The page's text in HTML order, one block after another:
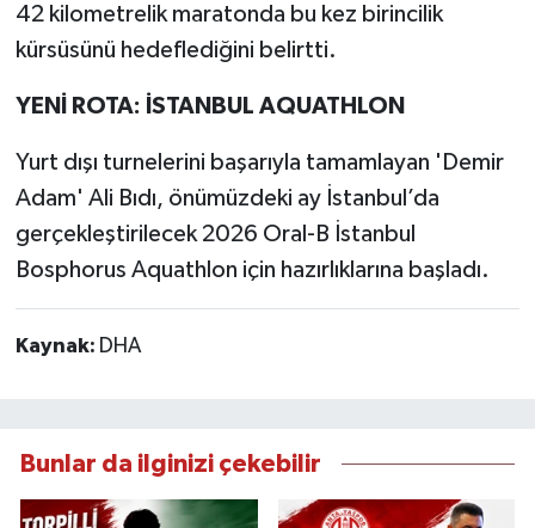
42 kilometrelik maratonda bu kez birincilik
kürsüsünü hedeflediğini belirtti.
YENİ ROTA: İSTANBUL AQUATHLON
Yurt dışı turnelerini başarıyla tamamlayan 'Demir
Adam' Ali Bıdı, önümüzdeki ay İstanbul’da
gerçekleştirilecek 2026 Oral-B İstanbul
Bosphorus Aquathlon için hazırlıklarına başladı.
Kaynak: DHA
Bunlar da ilginizi çekebilir